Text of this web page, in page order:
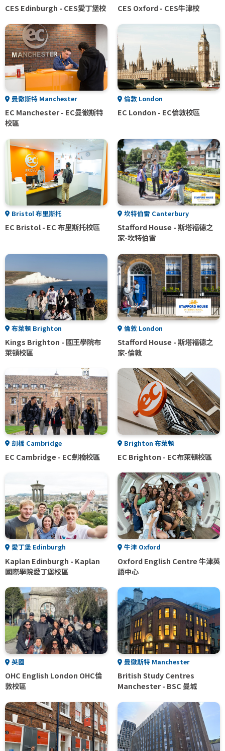
CES Edinburgh - CES愛丁堡校 CES Oxford - CES牛津校
曼徹斯特 Manchester
EC Manchester - EC曼徹斯特
校區
倫敦 London
EC London - EC倫敦校區
Bristol 布里斯托
EC Bristol - EC 布里斯托校區
坎特伯雷 Canterbury
Stafford House - 斯塔福德之
家-坎特伯雷
布萊頓 Brighton
Kings Brighton - 國王學院布
萊頓校區
倫敦 London
Stafford House - 斯塔福德之
家-倫敦
劍橋 Cambridge
EC Cambridge - EC劍橋校區
Brighton 布萊頓
EC Brighton - EC布萊頓校區
愛丁堡 Edinburgh
Kaplan Edinburgh - Kaplan
國際學院愛丁堡校區
牛津 Oxford
Oxford English Centre 牛津英
語中心
英國
OHC English London OHC倫
敦校區
曼徹斯特 Manchester
British Study Centres
Manchester - BSC 曼城